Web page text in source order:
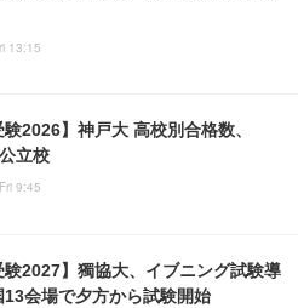
13:15
験2026】神戸大 高校別合格数、
立校
9:45
験2027】獨協大、イブニング試験導
会場で夕方から試験開始